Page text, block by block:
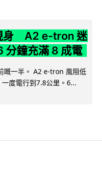
身 A2 e-tron 迷
鐘充滿 8 成電
嘅一半。 A2 e-tron 風阻低
度電行到7.8公里。6...